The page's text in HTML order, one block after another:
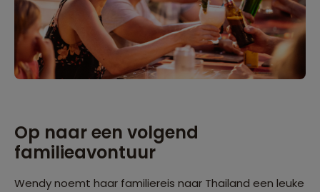
Op naar een volgend
familieavontuur
Wendy noemt haar familiereis naar Thailand een leuke